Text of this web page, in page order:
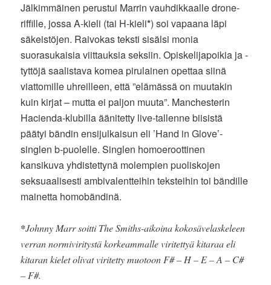
Jälkimmäinen perustui Marrin vauhdikkaalle drone-
riffille, jossa A-kieli (tai H-kieli*) soi vapaana läpi
säkeistöjen. Raivokas teksti sisälsi monia
suorasukaisia viittauksia seksiin. Opiskelijapoikia ja -
tyttöjä saalistava komea pirulainen opettaa siinä
viattomille uhreilleen, että ”elämässä on muutakin
kuin kirjat – mutta ei paljon muuta”. Manchesterin
Hacienda-klubilla äänitetty live-tallenne biisistä
päätyi bändin ensijulkaisun eli ’Hand in Glove’-
singlen b-puolelle. Singlen homoeroottinen
kansikuva yhdistettynä molempien puoliskojen
seksuaalisesti ambivalentteihin teksteihin toi bändille
mainetta homobändinä.
*Johnny Marr soitti The Smiths-aikoina kokosävelaskeleen
verran normiviritystä korkeammalle viritettyä kitaraa eli
kitaran kielet olivat viritetty muotoon F# – H – E – A – C#
– F#.